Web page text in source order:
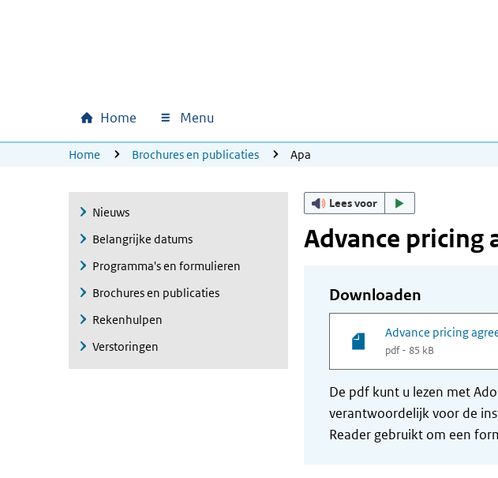
Hoofdnavigatie
Home Menu
U bevindt zich hier:
Home Brochures en publicaties Apa
Nieuws
Belangrijke datums
Programma's en formulieren
Brochures en publicaties
Rekenhulpen
Verstoringen
Lees voor
Advance pricing
Downloaden
Advance pricing
pdf - 85 kB
De pdf kunt u lezen met
verantwoordelijk voor de
Reader gebruikt om een